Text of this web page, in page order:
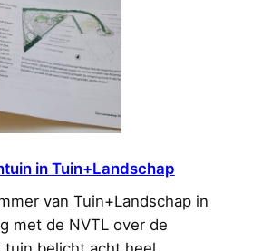
in Tuin+Landschap
van Tuin+Landschap in
met de NVTL over de